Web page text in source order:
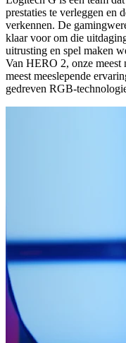
prestaties te verleggen en
verkennen. De
klaar voor om die
uitrusting en spel maken
Van HERO 2, onze meest
meest meeslepende
gedreven RGB-